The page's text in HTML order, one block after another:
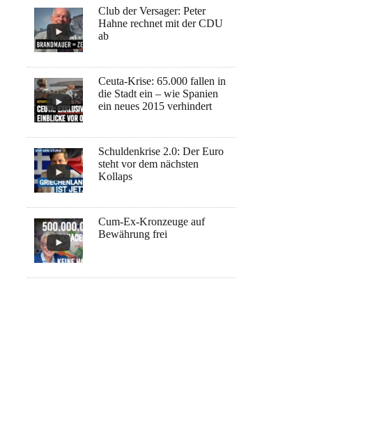
Club der Versager: Peter
Hahne rechnet mit der CDU
ab
Ceuta-Krise: 65.000 fallen in
die Stadt ein – wie Spanien
ein neues 2015 verhindert
Schuldenkrise 2.0: Der Euro
steht vor dem nächsten
Kollaps
Cum-Ex-Kronzeuge auf
Bewährung frei